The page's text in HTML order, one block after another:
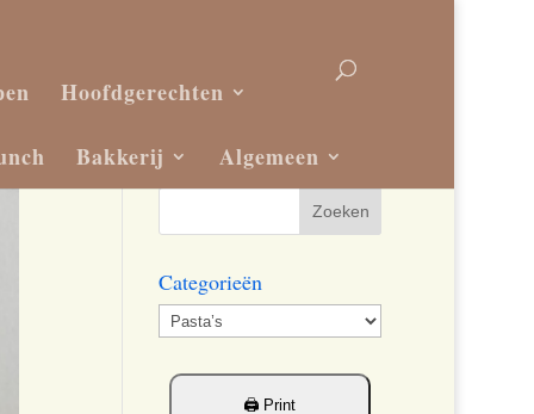
Hoofdgerechten
Bakkerij Algemeen
Categorieën
Categorieën